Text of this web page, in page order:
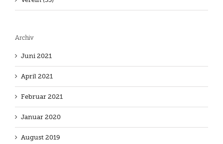
Archiv
Juni 2021
April 2021
Februar 2021
Januar 2020
August 2019